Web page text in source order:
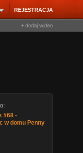
REJESTRACJA
+ dodaj wideo
#68 -
w domu Penny